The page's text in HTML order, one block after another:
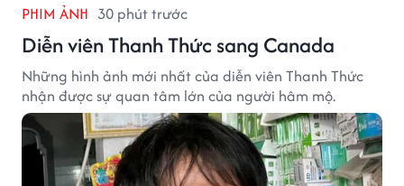
PHIM ẢNH 30 phút trước
Diễn viên Thanh Thức sang Canada
Những hình ảnh mới nhất của diễn viên Thanh Thức
nhận được sự quan tâm lớn của người hâm mộ.